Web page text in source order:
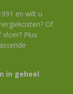
en wilt u
Of
Plus
in geheel